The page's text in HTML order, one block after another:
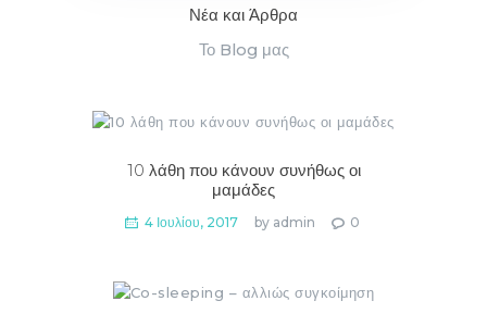
Νέα και Άρθρα
Το Blog μας
10 λάθη που κάνουν συνήθως οι
μαμάδες
4 Ιουλίου, 2017 by admin 0